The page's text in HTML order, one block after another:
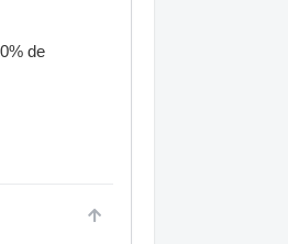
de